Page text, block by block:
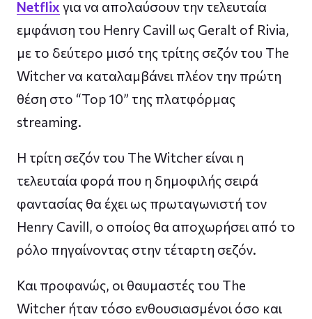
Netflix για να απολαύσουν την τελευταία
εμφάνιση του Henry Cavill ως Geralt of Rivia,
με το δεύτερο μισό της τρίτης σεζόν του The
Witcher να καταλαμβάνει πλέον την πρώτη
θέση στο “Top 10” της πλατφόρμας
streaming.
Η τρίτη σεζόν του The Witcher είναι η
τελευταία φορά που η δημοφιλής σειρά
φαντασίας θα έχει ως πρωταγωνιστή τον
Henry Cavill, ο οποίος θα αποχωρήσει από το
ρόλο πηγαίνοντας στην τέταρτη σεζόν.
Και προφανώς, οι θαυμαστές του The
Witcher ήταν τόσο ενθουσιασμένοι όσο και